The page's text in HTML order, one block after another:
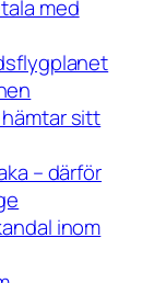
med
sitt
– därför
inom